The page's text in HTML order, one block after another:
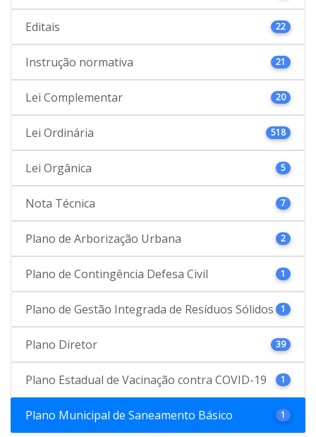
Editais 22
Instrução normativa 21
Lei Complementar 20
Lei Ordinária 518
Lei Orgânica 5
Nota Técnica 7
Plano de Arborização Urbana 2
Plano de Contingência Defesa Civil 1
Plano de Gestão Integrada de Resíduos Sólidos 1
Plano Diretor 39
Plano Estadual de Vacinação contra COVID-19 1
Plano Municipal de Saneamento Básico 1